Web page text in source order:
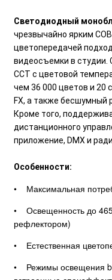
Светодиодный
чрезвычайно ярким
цветопередачей
видеосъемки в
ССТ с цветовой
чем 36 000 цветов и 20
FX, а также бесшумный
Кроме того,
дистанционного
приложение, DMX и
Особенности:
• Максимальная
• Освещенность до
рефлектором)
• Естественная
• Режимы освещения